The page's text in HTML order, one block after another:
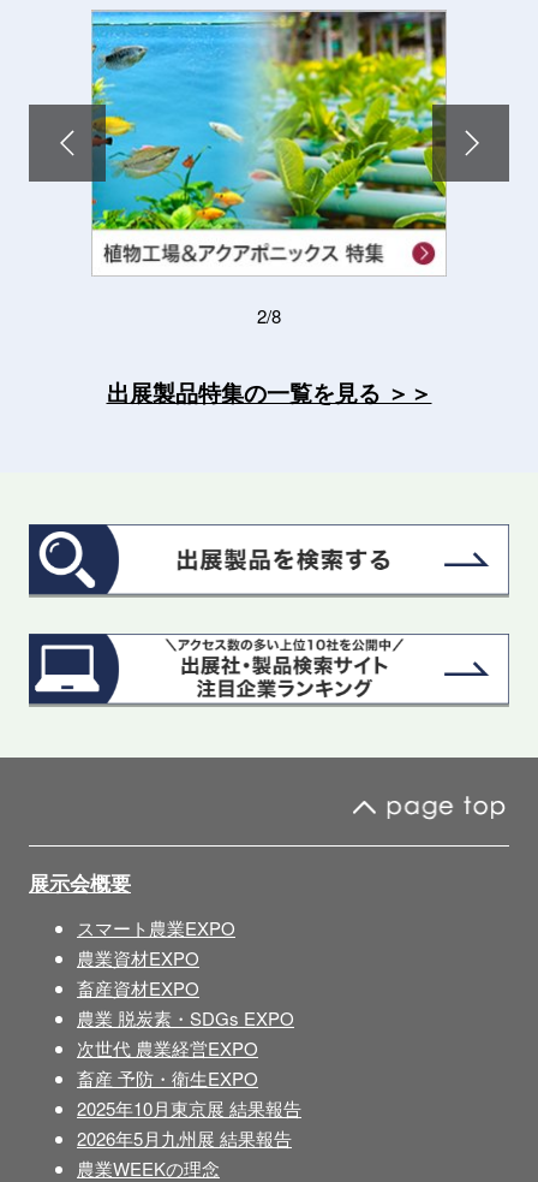
2/8
出展製品特集の一覧を見る ＞＞
展示会概要
スマート農業EXPO
農業資材EXPO
畜産資材EXPO
農業 脱炭素・SDGs EXPO
次世代 農業経営EXPO
畜産 予防・衛生EXPO
2025年10月東京展 結果報告
2026年5月九州展 結果報告
農業WEEKの理念